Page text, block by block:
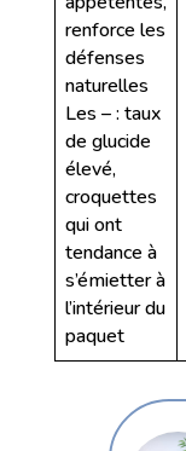
renforce les
défenses
naturelles
Les – : taux
de glucide
élevé,
croquettes
qui ont
tendance à
s’émietter à
l’intérieur du
paquet